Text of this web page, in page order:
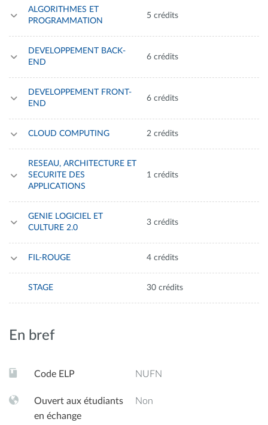
ALGORITHMES ET
PROGRAMMATION
5 crédits
DEVELOPPEMENT BACK-
END
6 crédits
DEVELOPPEMENT FRONT-
END
6 crédits
CLOUD COMPUTING 2 crédits
RESEAU, ARCHITECTURE ET
SECURITE DES
APPLICATIONS
1 crédits
GENIE LOGICIEL ET
CULTURE 2.0
3 crédits
FIL-ROUGE 4 crédits
STAGE 30 crédits
En bref
Code ELP NUFN
Ouvert aux étudiants
en échange
Non